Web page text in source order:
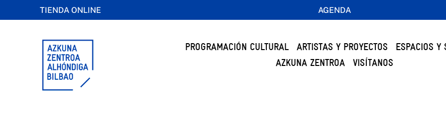
TIENDA ONLINE AGENDA
PROGRAMACIÓN CULTURAL ARTISTAS Y PROYECTOS
ESPACIOS Y
AZKUNA ZENTROA
VISÍTANOS